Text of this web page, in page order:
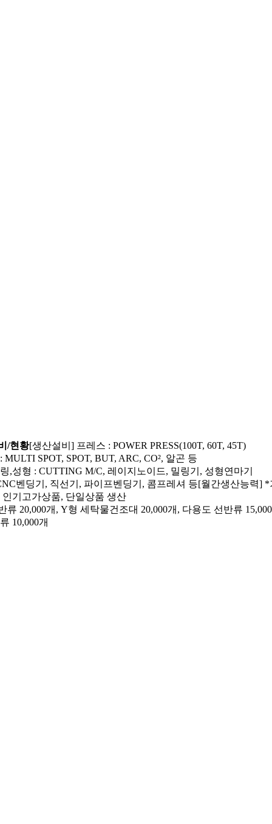
/현황[생산설비] 프레스 : POWER PRESS(100T, 60T, 45T)
MULTI SPOT, SPOT, BUT, ARC, CO², 알곤 등
,성형 : CUTTING M/C, 레이지노이드, 밀링기, 성형연마기
벤딩기, 직선기, 파이프벤딩기, 콤프레셔 등[월간생산능력] *
인기고가상품, 단일상품 생산
류 20,000개, Y형 세탁물건조대 20,000개, 다용도 선반류
10,000개